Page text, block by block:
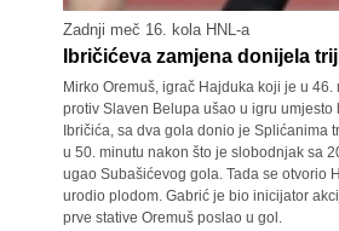
Zadnji meč 16. kola HNL-a
Ibričićeva zamjena donijela
Mirko Oremuš, igrač Hajduka koji je u
protiv Slaven Belupa ušao u igru
Ibričića, sa dva gola donio je Splićanima
u 50. minutu nakon što je slobodnjak sa
ugao Subašićevog gola. Tada se otvorio
urodio plodom. Gabrić je bio inicijator
prve stative Oremuš poslao u gol.